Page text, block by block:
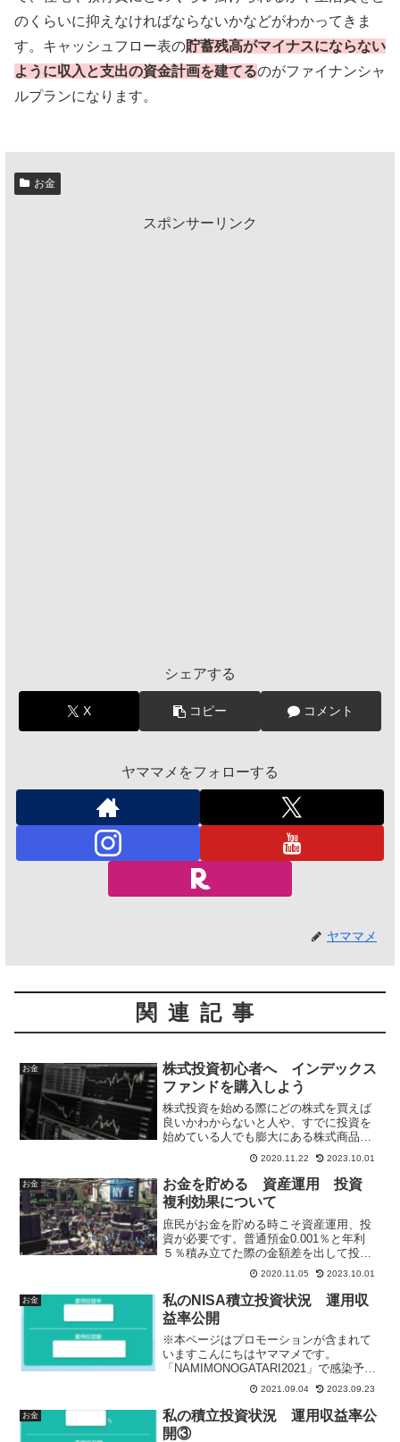
のくらいに抑えなければならないかなどがわかってきま
す。キャッシュフロー表の貯蓄残高がマイナスにならない
ように収入と支出の資金計画を建てるのがファイナンシャ
ルプランになります。
お金
スポンサーリンク
シェアする
X コピー コメント
ヤママメをフォローする
ヤママメ
関連記事
お金
株式投資初心者へ インデックス
ファンドを購入しよう
株式投資を始める際にどの株式を買えば
良いかわからないと人や、すでに投資を
始めている人でも膨大にある株式商品か
らどれを選べばよいか迷っている人がい
ると思います。そういった方達へおすす
めするのがインデックスファンドです。
インデックスファンドのメリットを資料
を元に挙げています。
2020.11.22 2023.10.01
お金
お金を貯める 資産運用 投資
複利効果について
庶民がお金を貯める時こそ資産運用、投
資が必要です。普通預金0.001％と年利
５％積み立てた際の金額差を出して投資
の複利の効果について書いています。
2020.11.05 2023.10.01
お金
私のNISA積立投資状況 運用収
益率公開
※本ページはプロモーションが含まれて
いますこんにちはヤママメです。
「NAMIMONOGATARI2021」で感染予防
されずに開催されてしまい話題になって
いますね。今後フェスや音楽イベントの
開催はどうなってしまうのでしょうか。
若い頃は音楽イベ...
2021.09.04 2023.09.23
お金
私の積立投資状況 運用収益率公
開③